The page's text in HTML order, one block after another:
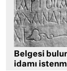
Belgesi
idamı